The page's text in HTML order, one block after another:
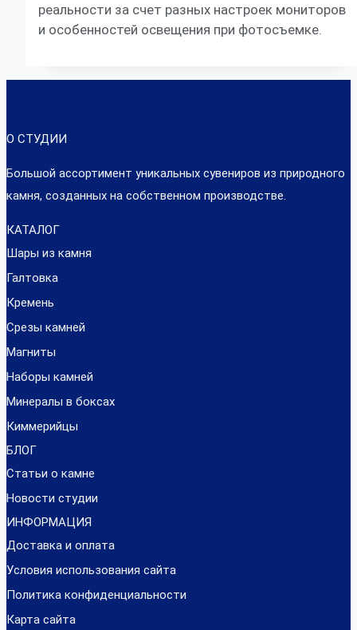
реальности за счет разных настроек мониторов
и особенностей освещения при фотосъемке.
О СТУДИИ
Большой ассортимент уникальных сувениров из природного
камня, созданных на собственном производстве.
КАТАЛОГ
Шары из камня
Галтовка
Кремень
Срезы камней
Магниты
Наборы камней
Минералы в боксах
Киммерийцы
БЛОГ
Статьи о камне
Новости студии
ИНФОРМАЦИЯ
Доставка и оплата
Условия использования сайта
Политика конфиденциальности
Карта сайта